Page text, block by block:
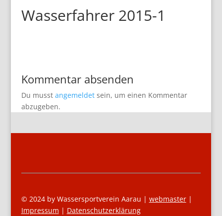
Wasserfahrer 2015-1
Kommentar absenden
Du musst angemeldetsein, um einen Kommentar
abzugeben.
© 2024 by Wassersportverein Aarau | webmaster|
Impressum | Datenschutzerklärung